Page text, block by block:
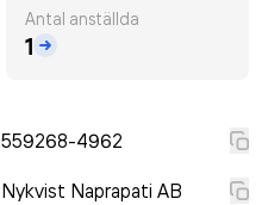
Antal anställda
1
559268-4962
Nykvist Naprapati AB